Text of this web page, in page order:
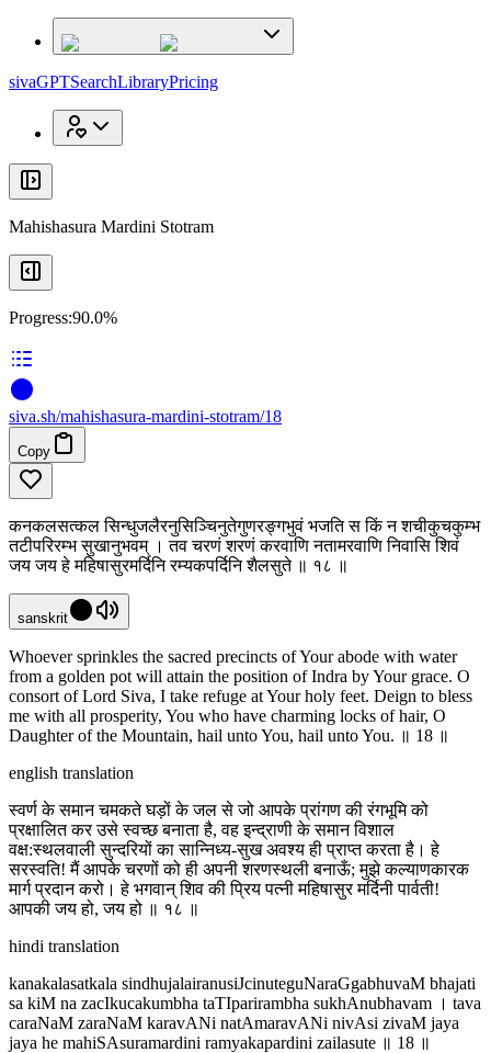
sivaGPTSearchLibraryPricing
Mahishasura Mardini Stotram
Progress:90.0%
siva.sh/mahishasura-mardini-stotram/18
Copy
कनकलसत्कल सिन्धुजलैरनुसिञ्चिनुतेगुणरङ्गभुवं भजति स किं न शचीकुचकुम्भ
तटीपरिरम्भ सुखानुभवम् । तव चरणं शरणं करवाणि नतामरवाणि निवासि शिवं
जय जय हे महिषासुरमर्दिनि रम्यकपर्दिनि शैलसुते ॥ १८ ॥
sanskrit
Whoever sprinkles the sacred precincts of Your abode with water
from a golden pot will attain the position of Indra by Your grace. O
consort of Lord Siva, I take refuge at Your holy feet. Deign to bless
me with all prosperity, You who have charming locks of hair, O
Daughter of the Mountain, hail unto You, hail unto You. ॥ 18 ॥
english translation
स्वर्ण के समान चमकते घड़ों के जल से जो आपके प्रांगण की रंगभूमि को
प्रक्षालित कर उसे स्वच्छ बनाता है, वह इन्द्राणी के समान विशाल
वक्ष:स्थलवाली सुन्दरियों का सान्निध्य-सुख अवश्य ही प्राप्त करता है। हे
सरस्वति! मैं आपके चरणों को ही अपनी शरणस्थली बनाऊँ; मुझे कल्याणकारक
मार्ग प्रदान करो। हे भगवान् शिव की प्रिय पत्नी महिषासुर मर्दिनी पार्वती!
आपकी जय हो, जय हो ॥ १८ ॥
hindi translation
kanakalasatkala sindhujalairanusiJcinuteguNaraGgabhuvaM bhajati
sa kiM na zacIkucakumbha taTIparirambha sukhAnubhavam । tava
caraNaM zaraNaM karavANi natAmaravANi nivAsi zivaM jaya
jaya he mahiSAsuramardini ramyakapardini zailasute ॥ 18 ॥